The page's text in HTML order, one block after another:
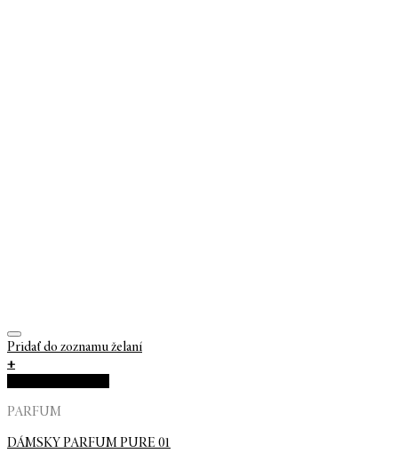
Pridať do zoznamu želaní
+
PARFUM
DÁMSKY PARFUM PURE 01